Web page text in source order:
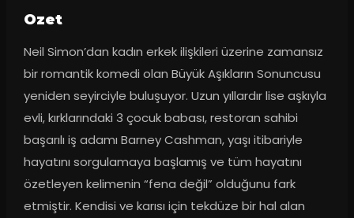
Ozet
Neil Simon’dan kadın erkek ilişkileri üzerine zamansız
bir romantik komedi olan Büyük Aşıkların Sonuncusu
yeniden seyirciyle buluşuyor. Uzun yıllardır lise aşkıyla
evli, kırklarındaki 3 çocuk babası, restoran sahibi
başarılı iş adamı Barney Cashman, yaşı itibariyle
hayatını sorgulamaya başlamış ve tüm hayatını
özetleyen kelimenin “fena değil” olduğunu fark
etmiştir. Kendisi ve karısı için tekdüze bir hal alan